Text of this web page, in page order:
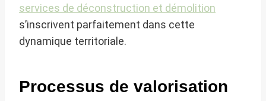
services de déconstruction et démolition
s’inscrivent parfaitement dans cette
dynamique territoriale.
Processus de valorisation